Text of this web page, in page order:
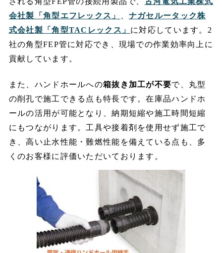
会社製「角型エフレックス」
、 ナガセルータック株
式会社製「角型TACレックス」 に対応しています。2
社の角型FEP管に対応でき、現場での作業効率向上に
貢献しています。
また、ハンドホールへの箱抜き加工が不要で、丸型
の削孔で施工できる点も特長です。在庫品ハンドホ
ールの活用が可能となり、納期短縮や施工時間短縮
にもつながります。工具や接着剤を使用せず施工で
き、高い止水性能・難燃性能を備えている点も、多
くのお客様に評価いただいております。